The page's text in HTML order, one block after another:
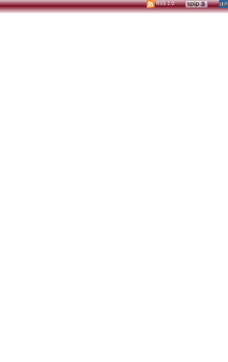
RSS 2.0